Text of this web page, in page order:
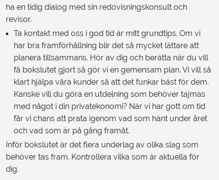
ha en tidig dialog med sin redovisningskonsult och
revisor.
Ta kontakt med oss i god tid är mitt grundtips. Om vi
har bra framförhållning blir det så mycket lättare att
planera tillsammans. Hör av dig och berätta när du vill
få bokslutet gjort så gör vi en gemensam plan. Vi vill så
klart hjälpa våra kunder så att det funkar bäst för dem.
Kanske vill du göra en utdelning som behöver tajmas
med något i din privatekonomi? När vi har gott om tid
får vi chans att prata igenom vad som hänt under året
och vad som är på gång framåt.
Inför bokslutet är det flera underlag av olika slag som
behöver tas fram. Kontrollera vilka som är aktuella för
dig.